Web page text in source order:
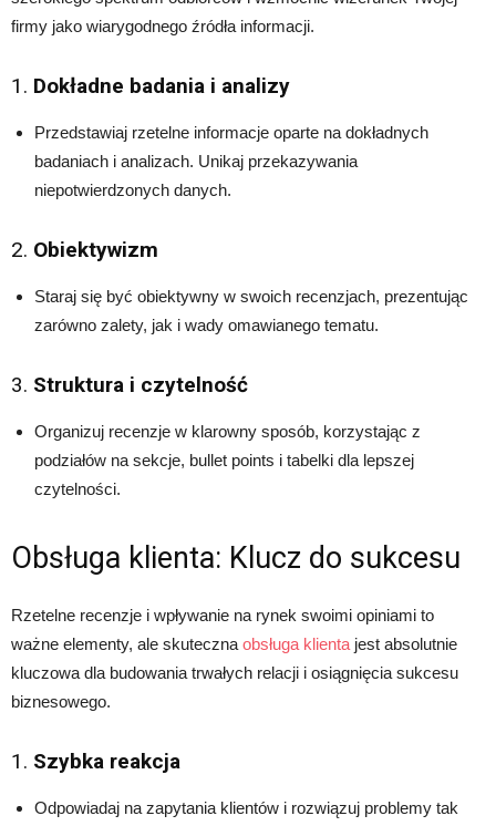
firmy jako wiarygodnego źródła informacji.
1. Dokładne badania i analizy
Przedstawiaj rzetelne informacje oparte na dokładnych
badaniach i analizach. Unikaj przekazywania
niepotwierdzonych danych.
2. Obiektywizm
Staraj się być obiektywny w swoich recenzjach, prezentując
zarówno zalety, jak i wady omawianego tematu.
3. Struktura i czytelność
Organizuj recenzje w klarowny sposób, korzystając z
podziałów na sekcje, bullet points i tabelki dla lepszej
czytelności.
Obsługa klienta: Klucz do sukcesu
Rzetelne recenzje i wpływanie na rynek swoimi opiniami to
ważne elementy, ale skuteczna obsługa klienta jest absolutnie
kluczowa dla budowania trwałych relacji i osiągnięcia sukcesu
biznesowego.
1. Szybka reakcja
Odpowiadaj na zapytania klientów i rozwiązuj problemy tak